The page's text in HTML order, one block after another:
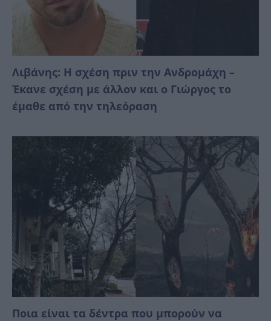
Λιβάνης: Η σχέση πριν την Ανδρομάχη –
Έκανε σχέση με άλλον και ο Γιώργος το
έμαθε από την τηλεόραση
Ποια είναι τα δέντρα που μπορούν να